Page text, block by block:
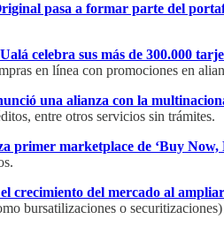
pasa a formar parte del
celebra sus más de 300.000
en línea con promociones en
una alianza con la
entre otros servicios sin trámites.
primer marketplace de ‘Buy Now,
crecimiento del mercado al
bursatilizaciones o